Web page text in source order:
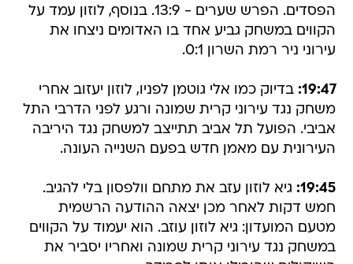
הפסדים. הפרש שערים - 13:9. בנוסף, לוזון עמד על
הקווים במשחק גביע אחד בו האדומים ניצחו את
עירוני ניר רמת השרון 0:1.
19:47: בדיוק כמו אלי גוטמן לפניו, לוזון יעזוב אחרי
משחק נגד עירוני קרית שמונה ורגע לפני הדרבי התל
אביבי. הפועל תל אביב תתייצב למשחק נגד היריבה
העירונית עם מאמן חדש בפעם השנייה העונה.
19:45: גיא לוזון עזב את מתחם וולפסון בלי להגיב.
חמש דקות לאחר מכן יצאה ההודעה הרשמית
מטעם המועדון: גיא לוזון עוזב. הוא יעמוד על הקווים
במשחק נגד עירוני קרית שמונה ואחריו יסביר את